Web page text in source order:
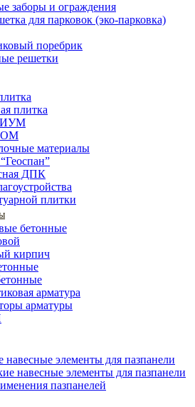
заборы и ограждения
для парковок (эко-парковка)
поребрик
решетки
плитка
материалы
ДПК
плитки
бетонные
кирпич
арматура
арматуры
навесные элементы для пазпанели
навесные элементы для пазпанели
пазпанелей